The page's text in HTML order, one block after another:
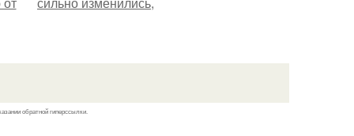
кумиров до
обратной гиперссылки.